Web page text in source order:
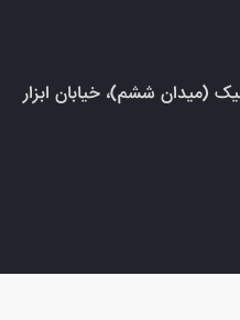
(میدان ششم)، خیابان ابزار